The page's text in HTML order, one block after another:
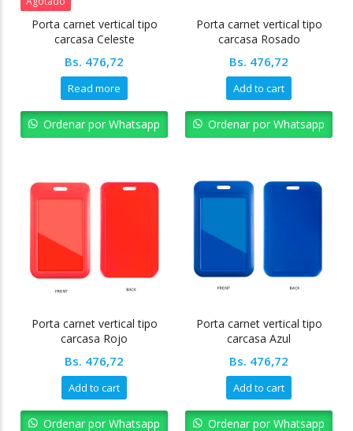
Porta carnet vertical tipo
carcasa Celeste
Bs. 476,72
Read more
Ordenar por Whatsapp
Porta carnet vertical tipo
carcasa Rosado
Bs. 476,72
Add to cart
Ordenar por Whatsapp
Porta carnet vertical tipo
carcasa Rojo
Bs. 476,72
Add to cart
Ordenar por Whatsapp
Porta carnet vertical tipo
carcasa Azul
Bs. 476,72
Add to cart
Ordenar por Whatsapp